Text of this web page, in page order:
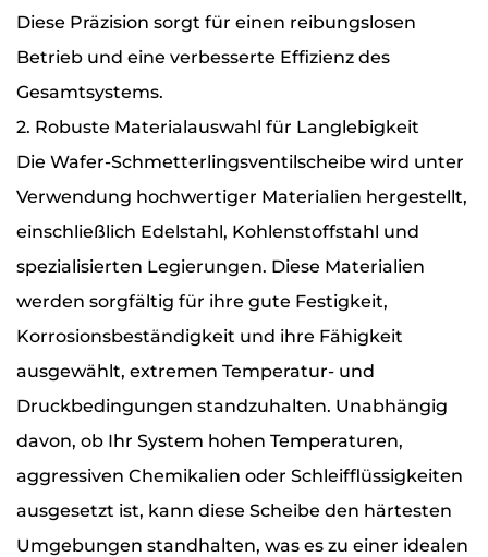
Diese Präzision sorgt für einen reibungslosen
Betrieb und eine verbesserte Effizienz des
Gesamtsystems.
2. Robuste Materialauswahl für Langlebigkeit
Die Wafer-Schmetterlingsventilscheibe wird unter
Verwendung hochwertiger Materialien hergestellt,
einschließlich Edelstahl, Kohlenstoffstahl und
spezialisierten Legierungen. Diese Materialien
werden sorgfältig für ihre gute Festigkeit,
Korrosionsbeständigkeit und ihre Fähigkeit
ausgewählt, extremen Temperatur- und
Druckbedingungen standzuhalten. Unabhängig
davon, ob Ihr System hohen Temperaturen,
aggressiven Chemikalien oder Schleifflüssigkeiten
ausgesetzt ist, kann diese Scheibe den härtesten
Umgebungen standhalten, was es zu einer idealen